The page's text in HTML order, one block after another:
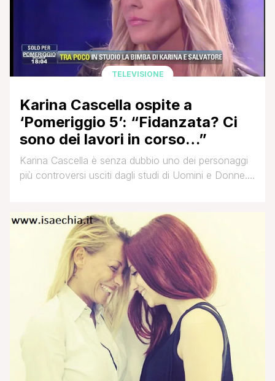
TELEVISIONE
Karina Cascella ospite a
‘Pomeriggio 5’: “Fidanzata? Ci
sono dei lavori in corso…”
Karina Cascella è senza dubbio uno dei personaggi
più controversi usciti dagli studi di Uomini e Donne.
fortemente voluta da Maria De Filippi come
opinionista nel suo programma pomeridiano. Gli anni
di permanenza nel pomeriggio di Canale 5 le sono [']